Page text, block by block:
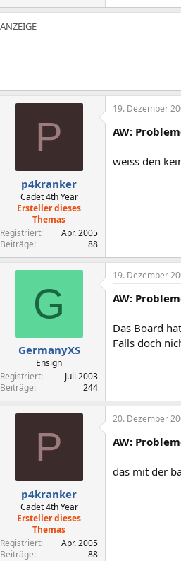
P
p4kranker
Cadet 4th Year
Ersteller dieses
Themas
Registriert
Apr. 2005
Beiträge
88
19. Dezember
AW:
weiss den
G
GermanyXS
Ensign
Registriert
Juli 2003
Beiträge
244
19. Dezember
AW:
Das Board
Falls doch
P
p4kranker
Cadet 4th Year
Ersteller dieses
Themas
Registriert
Apr. 2005
Beiträge
88
20. Dezember
AW:
das mit der